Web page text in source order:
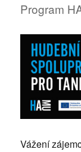
Program
Vážení